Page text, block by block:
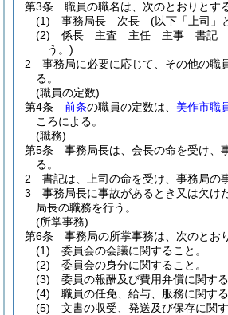
第3条
職員の職名は、次のとおりとす
(1)
事務局長 次長 (以下「上司」
(2)
係長 主査 主任 主事 書記
う。)
2
事務局に必要に応じて、その他の職
る。
(職員の定数)
第4条
前条の職員の定数は、 美作市職
ころによる。
(職務)
第5条
事務局長は、会長の命を受け、
る。
2
書記は、上司の命を受け、事務局の
3
事務局長に事故があるとき又は欠け
局長の職務を行う。
(所掌事務)
第6条
事務局の所掌事務は、次のとお
(1)
委員会の会議に関すること。
(2)
委員会の身分に関すること。
(3)
委員の報酬及び費用弁償に関する
(4)
職員の任免、給与、服務に関する
(5)
文書の収受、発送及び保存に関す